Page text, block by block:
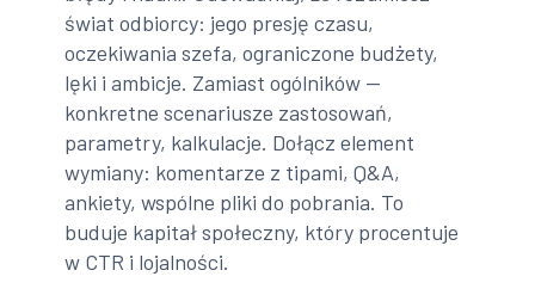
świat odbiorcy: jego presję czasu,
oczekiwania szefa, ograniczone budżety,
lęki i ambicje. Zamiast ogólników —
konkretne scenariusze zastosowań,
parametry, kalkulacje. Dołącz element
wymiany: komentarze z tipami, Q&A,
ankiety, wspólne pliki do pobrania. To
buduje kapitał społeczny, który procentuje
w CTR i lojalności.